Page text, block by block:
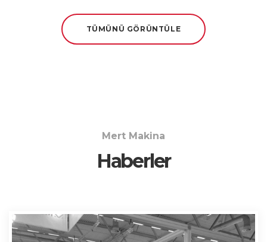
TÜMÜNÜ GÖRÜNTÜLE
Mert Makina
Haberler